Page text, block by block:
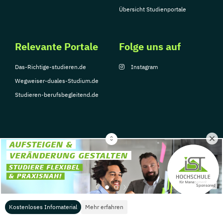
Kostenloses Infomaterial Mehr erfahren
Sponsored
Übersicht Studienportale
Relevante Portale
Das-Richtige-studieren.de
Wegweiser-duales-Studium.de
Studieren-berufsbegleitend.de
Folge uns auf
Instagram
© Copyright 2026, TarGroup Media GmbH
Impressum
Datenschutzerklärung Nutzungsbedingungen